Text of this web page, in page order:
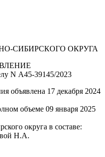
СИБИРСКОГО ОКРУГА
N А45-39145/2023
объявлена 17 декабря 2024
объеме 09 января 2025
округа в составе:
Н.А.